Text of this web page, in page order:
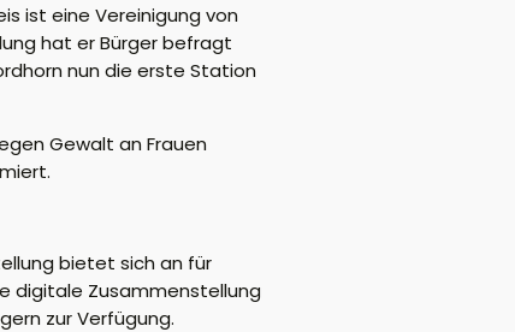
ist eine Vereinigung von
hat er Bürger befragt
nun die erste Station
Gewalt an Frauen
bietet sich an für
digitale Zusammenstellung
zur Verfügung.